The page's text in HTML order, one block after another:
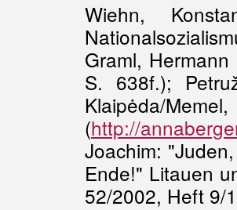
Wiehn,
Graml,
S. 638f.);
Klaipėda/
(http://
Joachim:
Ende!" Litauen
52/2002, Heft 9/